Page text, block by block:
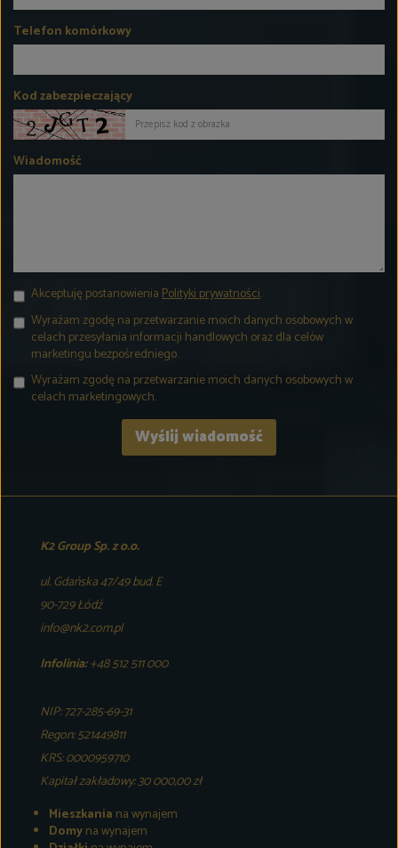
Telefon komórkowy
Kod zabezpieczający
Wiadomość
Akceptuję postanowieniaPolityki prywatności.
Wyrażam zgodę na przetwarzanie moich danych osobowych w
celach przesyłania informacji handlowych oraz dla celów
marketingu bezpośredniego.
Wyrażam zgodę na przetwarzanie moich danych osobowych w
celach marketingowych.
K2 Group Sp. z o.o.
ul. Gdańska 47/49 bud. E
90-729 Łódź
info@nk2.com.pl
Infolinia:+48 512 511 000
NIP: 727-285-69-31
Regon: 521449811
KRS: 0000959710
Kapitał zakładowy: 30 000,00 zł
Mieszkania na wynajem
Domyna wynajem